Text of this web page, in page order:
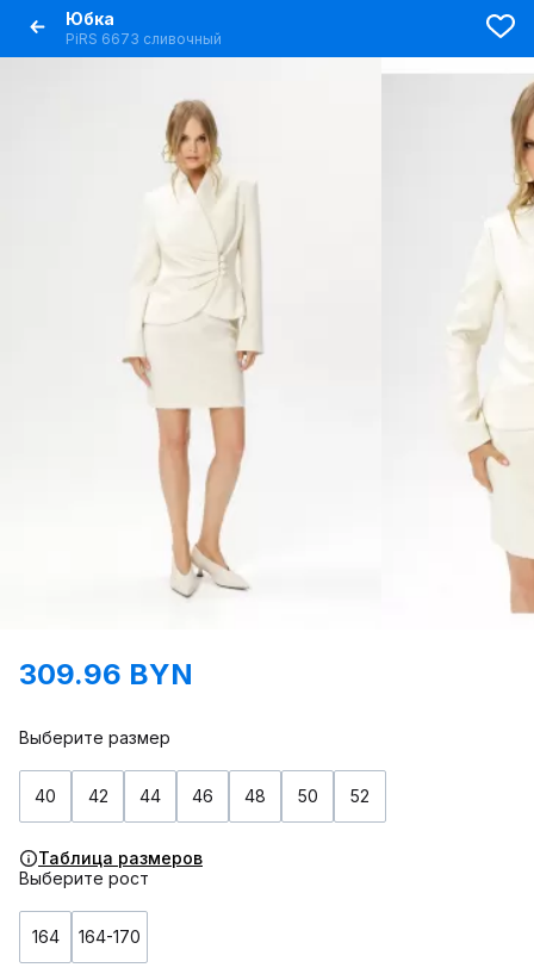
Юбка
PiRS 6673 сливочный
309.96 BYN
Выберите размер
40 42 44 46 48 50 52
Таблица размеров
Выберите рост
164 164-170